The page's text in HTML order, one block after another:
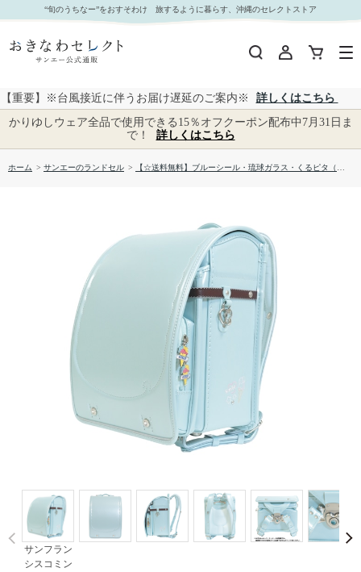
【☆送料無料】ブルーシール・琉球ガラス・くるピタ（R）BS7654K｜おきなわセレクト サン
エー公式通販
“旬のうちなー”をおすそわけ 旅するように暮らす、沖縄のセレクトストア
【重要】※台風接近に伴うお届け遅延のご案内※
詳しくはこちら
かりゆしウェア全品で使用できる15％オフクーポン配布中7月31日ま
で！
詳しくはこちら
ホーム > サンエーのランドセル > 【☆送料無料】ブルーシール・琉球ガラス・くるピタ（R）BS7654K
サンフラン
シスコミン
Prev